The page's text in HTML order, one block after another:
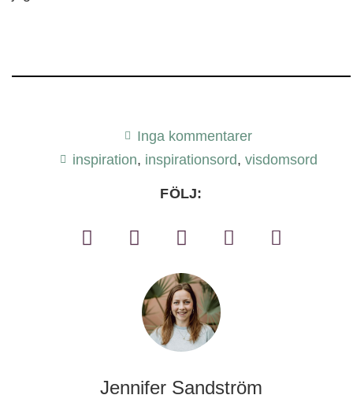
Inga kommentarer
inspiration, inspirationsord, visdomsord
FÖLJ:
Jennifer Sandström